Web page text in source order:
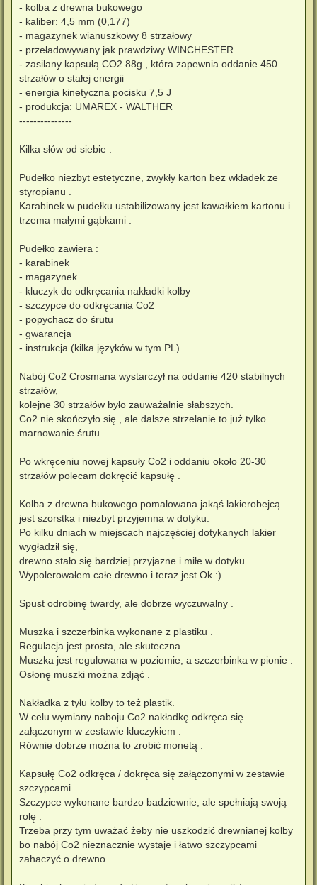
- kolba z drewna bukowego
- kaliber: 4,5 mm (0,177)
- magazynek wianuszkowy 8 strzałowy
- przeładowywany jak prawdziwy WINCHESTER
- zasilany kapsułą CO2 88g , która zapewnia oddanie 450
strzałów o stałej energii
- energia kinetyczna pocisku 7,5 J
- produkcja: UMAREX - WALTHER
---------------
Kilka słów od siebie :
Pudełko niezbyt estetyczne, zwykły karton bez wkładek ze
styropianu .
Karabinek w pudełku ustabilizowany jest kawałkiem kartonu i
trzema małymi gąbkami .
Pudełko zawiera :
- karabinek
- magazynek
- kluczyk do odkręcania nakładki kolby
- szczypce do odkręcania Co2
- popychacz do śrutu
- gwarancja
- instrukcja (kilka języków w tym PL)
Nabój Co2 Crosmana wystarczył na oddanie 420 stabilnych
strzałów,
kolejne 30 strzałów było zauważalnie słabszych.
Co2 nie skończyło się , ale dalsze strzelanie to już tylko
marnowanie śrutu .
Po wkręceniu nowej kapsuły Co2 i oddaniu około 20-30
strzałów polecam dokręcić kapsułę .
Kolba z drewna bukowego pomalowana jakąś lakierobejcą
jest szorstka i niezbyt przyjemna w dotyku.
Po kilku dniach w miejscach najczęściej dotykanych lakier
wygładził się,
drewno stało się bardziej przyjazne i miłe w dotyku .
Wypolerowałem całe drewno i teraz jest Ok :)
Spust odrobinę twardy, ale dobrze wyczuwalny .
Muszka i szczerbinka wykonane z plastiku .
Regulacja jest prosta, ale skuteczna.
Muszka jest regulowana w poziomie, a szczerbinka w pionie .
Osłonę muszki można zdjąć .
Nakładka z tyłu kolby to też plastik.
W celu wymiany naboju Co2 nakładkę odkręca się
załączonym w zestawie kluczykiem .
Równie dobrze można to zrobić monetą .
Kapsułę Co2 odkręca / dokręca się załączonymi w zestawie
szczypcami .
Szczypce wykonane bardzo badziewnie, ale spełniają swoją
rolę .
Trzeba przy tym uważać żeby nie uszkodzić drewnianej kolby
bo nabój Co2 nieznacznie wystaje i łatwo szczypcami
zahaczyć o drewno .